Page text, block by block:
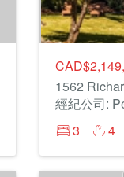
1562
經紀公司:
3
4